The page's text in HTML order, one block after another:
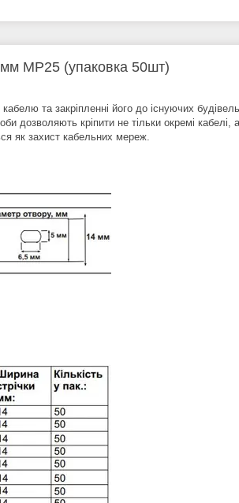
МР25 (упаковка 50шт)
та закріпленні його до існуючих
дозволяють кріпити не тільки окремі кабелі,
як захист кабельних мереж.